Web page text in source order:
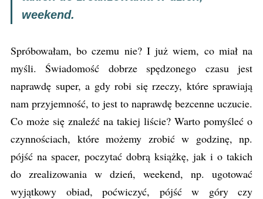
weekend.
Spróbowałam, bo czemu nie? I już wiem, co miał na
myśli. Świadomość dobrze spędzonego czasu jest
naprawdę super, a gdy robi się rzeczy, które sprawiają
nam przyjemność, to jest to naprawdę bezcenne uczucie.
Co może się znaleźć na takiej liście? Warto pomyśleć o
czynnościach, które możemy zrobić w godzinę, np.
pójść na spacer, poczytać dobrą książkę, jak i o takich
do zrealizowania w dzień, weekend, np. ugotować
wyjątkowy obiad, poćwiczyć, pójść w góry czy